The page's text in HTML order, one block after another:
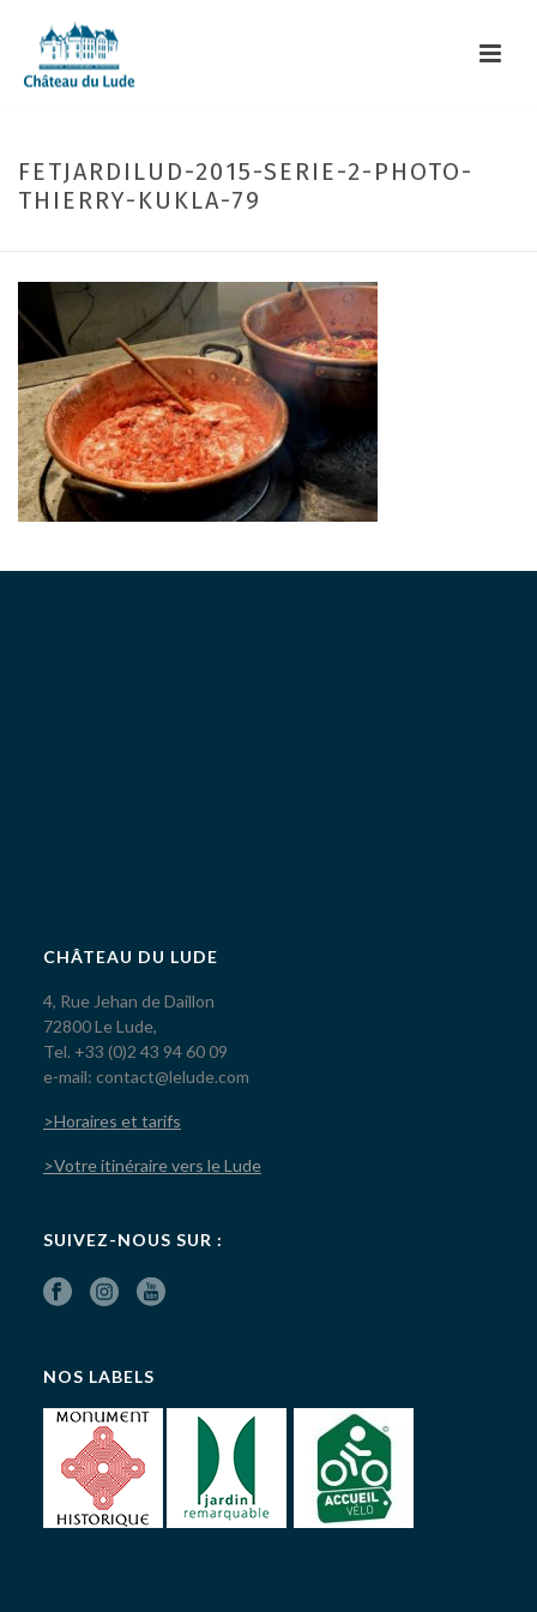
FETJARDILUD-2015-SERIE-2-PHOTO-
THIERRY-KUKLA-79
CHÂTEAU DU LUDE
4, Rue Jehan de Daillon
72800 Le Lude,
Tel. +33 (0)2 43 94 60 09
e-mail: contact@lelude.com
>Horaires et tarifs
>Votre itinéraire vers le Lude
SUIVEZ-NOUS SUR :
NOS LABELS